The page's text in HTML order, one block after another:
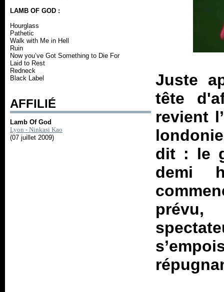
LAMB OF GOD :
Hourglass
Pathetic
Walk with Me in Hell
Ruin
Now you’ve Got Something to Die For
Laid to Rest
Redneck
Black Label
AFFILIÉ
Lamb Of God
Lyon - Ninkasi Kao
(07 juillet 2009)
Juste
tête
revient
dit : le
demi